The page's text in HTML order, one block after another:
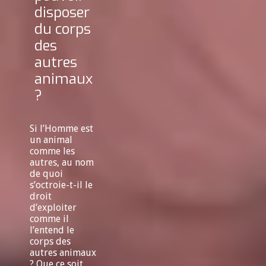
disposer
du corps
des
autres
animaux
?
Si l’Homme est
un animal
comme les
autres, au nom
de quoi
s’octroie-t-il le
droit
d’exploiter
comme il
l’entend le
corps des
autres animaux